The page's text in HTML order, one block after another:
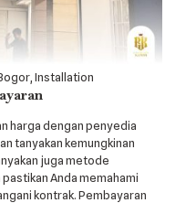
Installation
harga dengan penyedia
tanyakan kemungkinan
juga metode
Anda memahami
kontrak. Pembayaran